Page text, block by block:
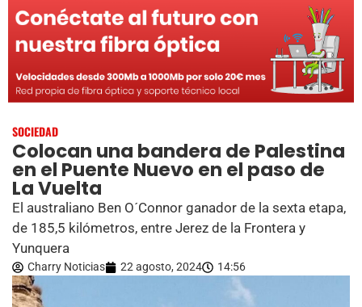
SOCIEDAD
Colocan una bandera de Palestina
en el Puente Nuevo en el paso de
La Vuelta
El australiano Ben O´Connor ganador de la sexta etapa,
de 185,5 kilómetros, entre Jerez de la Frontera y
Yunquera
Charry Noticias 22 agosto, 2024 14:56